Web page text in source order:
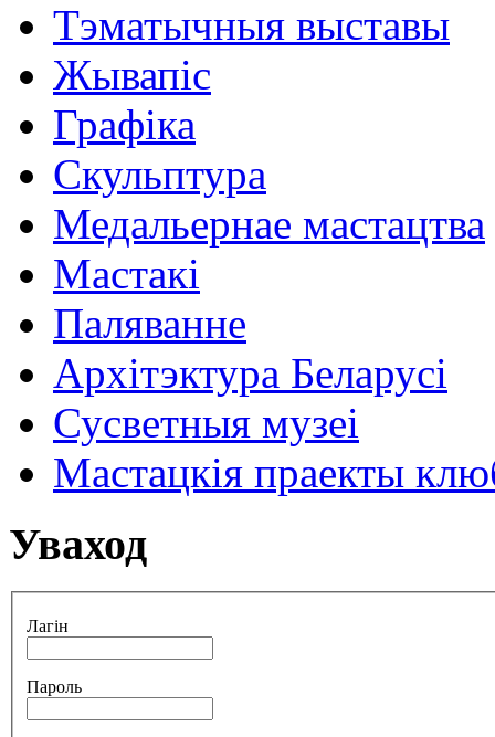
Тэматычныя выставы
Жывапіс
Графіка
Скульптура
Медальернае мастацтва
Мастакі
Паляванне
Архітэктура Беларусі
Сусветныя музеі
Мастацкія праекты
Уваход
Лагін
Пароль